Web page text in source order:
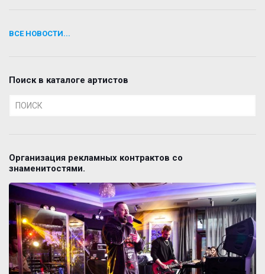
ВСЕ НОВОСТИ...
Поиск в каталоге артистов
Организация рекламных контрактов со
знаменитостями.